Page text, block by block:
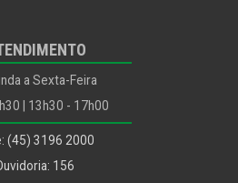
a Sexta-Feira
| 13h30 - 17h00
(45) 3196 2000
156